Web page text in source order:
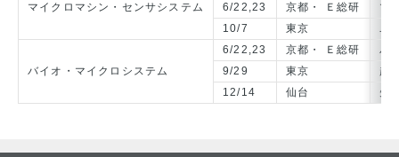
マイクロマシン・センサシステム
6/22,23
京都・ Ｅ総研
マ
10/7
東京 ユ
バイオ・マイクロシステム
6/22,23 京都・ Ｅ総研
バ
9/29
東京
超
12/14
仙台 先